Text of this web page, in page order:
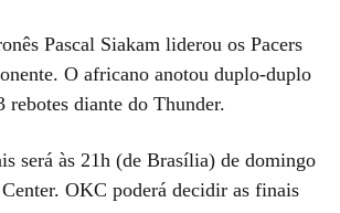
Pascal Siakam liderou os Pacers
O africano anotou duplo-duplo
rebotes diante do Thunder.
será às 21h (de Brasília) de domingo
OKC poderá decidir as finais